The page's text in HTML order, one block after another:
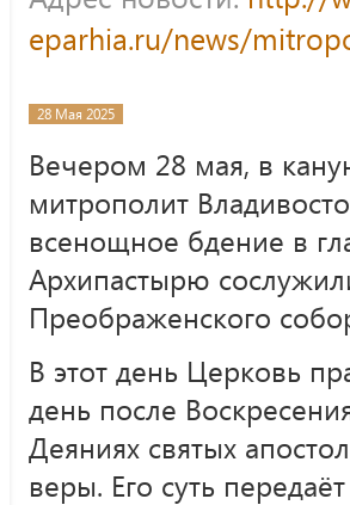
eparhia.ru/news/
28 Мая 2025
Вечером 28 мая, в
митрополит
всенощное бдение в
Архипастырю
Преображенского
В этот день Церковь
день после
Деяниях святых
веры. Его суть